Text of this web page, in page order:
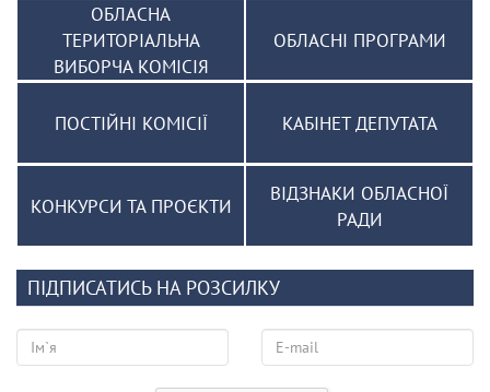
ОБЛАСНА
ТЕРИТОРІАЛЬНА
ВИБОРЧА КОМІСІЯ
ОБЛАСНІ ПРОГРАМИ
ПОСТІЙНІ КОМІСІЇ КАБІНЕТ ДЕПУТАТА
КОНКУРСИ ТА ПРОЄКТИ
ВІДЗНАКИ ОБЛАСНОЇ
РАДИ
ПІДПИСАТИСЬ НА РОЗСИЛКУ